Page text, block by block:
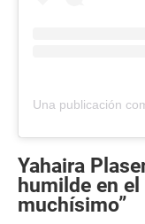
Una publicación
Yahaira
humilde en
muchísimo”